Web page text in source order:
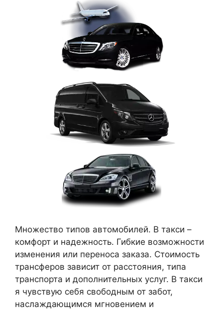
Множество типов автомобилей. В такси –
комфорт и надежность. Гибкие возможности
изменения или переноса заказа. Стоимость
трансферов зависит от расстояния, типа
транспорта и дополнительных услуг. В такси
я чувствую себя свободным от забот,
наслаждающимся мгновением и